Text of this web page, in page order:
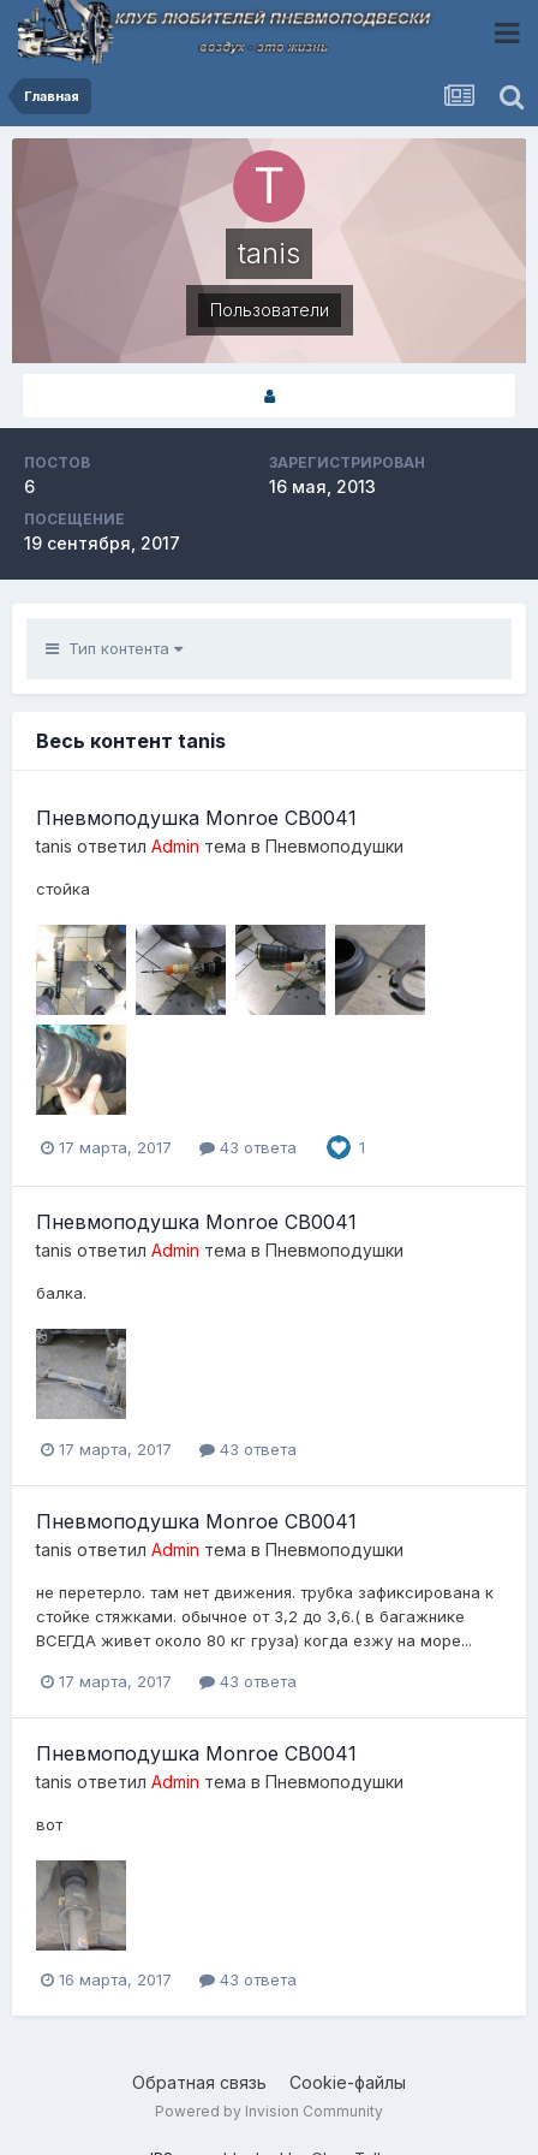
Главная
tanis
Пользователи
ПОСТОВ
6
ЗАРЕГИСТРИРОВАН
16 мая, 2013
ПОСЕЩЕНИЕ
19 сентября, 2017
Тип контента
Весь контент tanis
Пневмоподушка Monroe CB0041
tanis ответил Admin тема в Пневмоподушки
стойка
17 марта, 2017 43 ответа 1
Пневмоподушка Monroe CB0041
tanis ответил Admin тема в Пневмоподушки
балка.
17 марта, 2017 43 ответа
Пневмоподушка Monroe CB0041
tanis ответил Admin тема в Пневмоподушки
не перетерло. там нет движения. трубка зафиксирована к
стойке стяжками. обычное от 3,2 до 3,6.( в багажнике
ВСЕГДА живет около 80 кг груза) когда езжу на море...
17 марта, 2017 43 ответа
Пневмоподушка Monroe CB0041
tanis ответил Admin тема в Пневмоподушки
вот
16 марта, 2017 43 ответа
Обратная связь Cookie-файлы
Powered by Invision Community